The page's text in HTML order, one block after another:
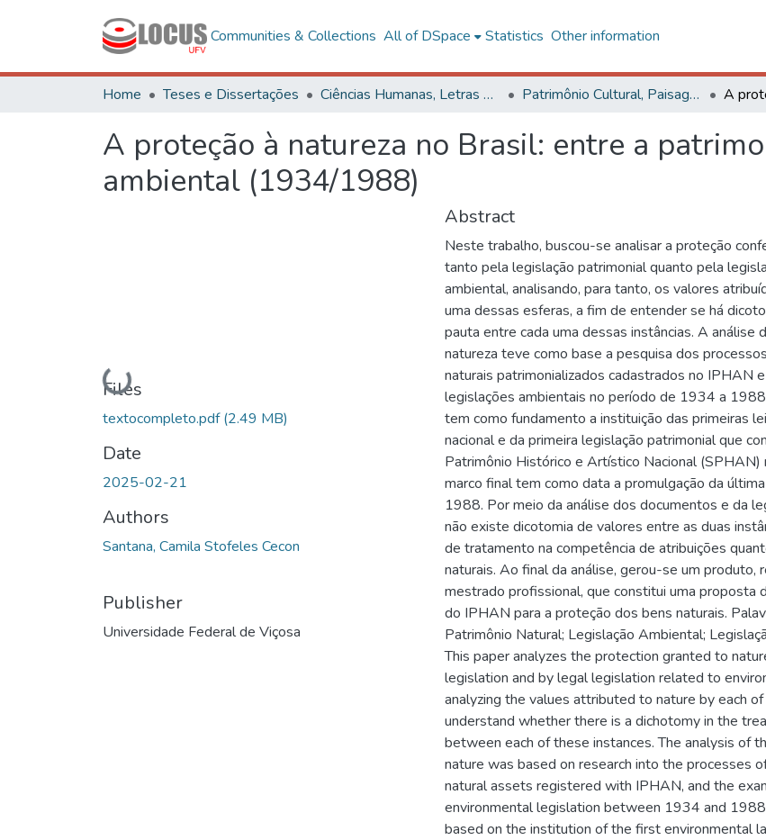
Communities & Collections All of DSpace Statistics Other information
Home Teses e Dissertações Ciências Humanas, Letras e Artes Patrimônio Cultural, Paisagens e Cidadania
A proteção à natureza no Brasil: entre a
ambiental (1934/1988)
Loading...
Files
textocompleto.pdf(2.49 MB)
Date
2025-02-21
Authors
Santana, Camila Stofeles Cecon
Publisher
Universidade Federal de Viçosa
Abstract
Neste trabalho, buscou-se analisar a proteção
tanto pela legislação patrimonial quanto pela
ambiental, analisando, para tanto, os valores
uma dessas esferas, a fim de entender se há
pauta entre cada uma dessas instâncias. A análise
natureza teve como base a pesquisa dos
naturais patrimonializados cadastrados no IPHAN
legislações ambientais no período de 1934 a
tem como fundamento a instituição das primeiras
nacional e da primeira legislação patrimonial que
Patrimônio Histórico e Artístico Nacional
marco final tem como data a promulgação da
1988. Por meio da análise dos documentos e da
não existe dicotomia de valores entre as duas
de tratamento na competência de atribuições
naturais. Ao final da análise, gerou-se um produto,
mestrado profissional, que constitui uma proposta
do IPHAN para a proteção dos bens naturais.
Patrimônio Natural; Legislação Ambiental;
This paper analyzes the protection granted to
legislation and by legal legislation related to
analyzing the values attributed to nature by each
understand whether there is a dichotomy in the
between each of these instances. The analysis of
nature was based on research into the processes
natural assets registered with IPHAN, and the
environmental legislation between 1934 and
based on the institution of the first environmental